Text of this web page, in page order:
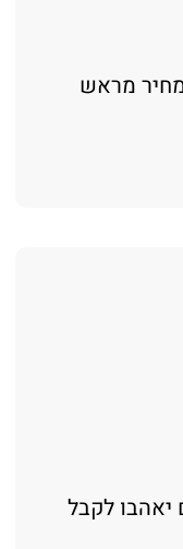
מראש
יאהבו לקבל